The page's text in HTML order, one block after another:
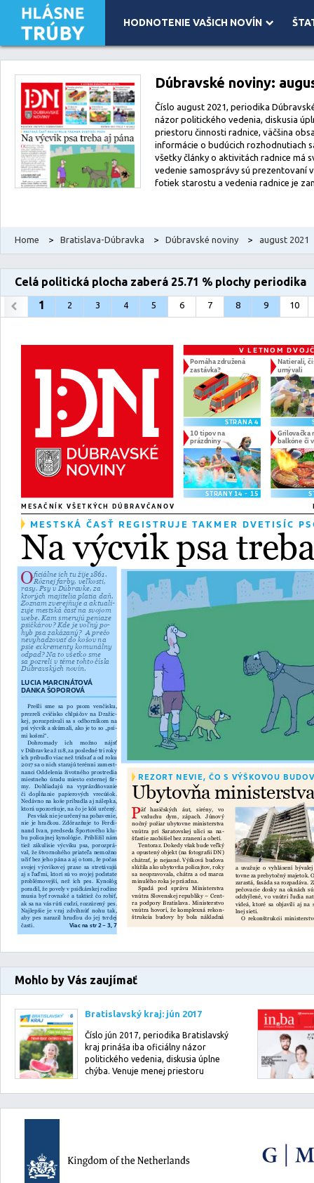
HODNOTENIE VAŠICH NOVÍN
Leaflet| Map data ©OpenStreetMapcontributors, Imagery ©Mapbox
Dúbravské noviny:
Číslo august 2021, periodika
názor politického vedenia, diskusia
priestoru činnosti radnice, väčšina
informácie o budúcich rozhodnutiach
všetky články o aktivitách radnice má
vedenie samosprávy sú prezentovaní
fotiek starostu a vedenia radnice je
Home > Bratislava-Dúbravka > Dúbravské noviny > august 2021
Celá politická plocha zaberá 25.71 % plochy periodika
1
2 3 4 5 6 7 8 9 10
Mohlo by Vás zaujímať
Bratislavský kraj: jún 2017
Číslo jún 2017, periodika Bratislavský
kraj prináša iba oficiálny názor
politického vedenia, diskusia úplne
chýba. Venuje menej priestoru